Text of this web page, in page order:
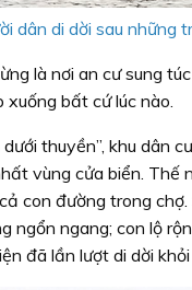
dân di dời sau những
là nơi an cư sung
bất cứ lúc nào.
thuyền”, khu dân
vùng cửa biển. Thế
con đường trong
ngổn ngang; con lộ
đã lần lượt di dời khỏi